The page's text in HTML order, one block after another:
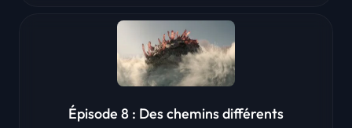
Épisode 8 : Des chemins différents